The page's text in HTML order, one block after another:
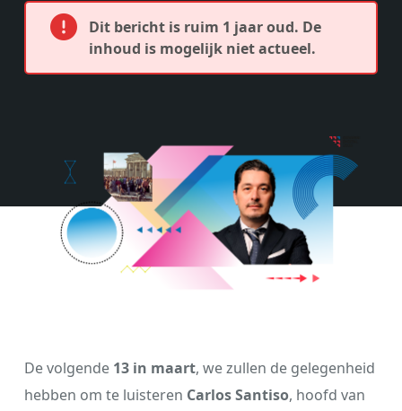
Dit bericht is ruim 1 jaar oud. De
inhoud is mogelijk niet actueel.
De volgende 13 in maart, we zullen de gelegenheid
hebben om te luisteren Carlos Santiso, hoofd van